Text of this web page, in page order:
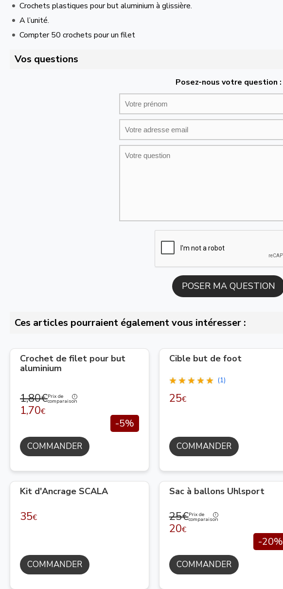
Crochets plastiques pour but aluminium à glissière.
A l’unité.
Compter 50 crochets pour un filet
Vos questions
Posez-nous votre question :
Ces articles pourraient également vous intéresser :
Crochet de filet pour but
aluminium
1,80€Prix de
comparaison
1,70€
-5%
COMMANDER
Cible but de foot
(1)
25€
COMMANDER
Kit d'Ancrage SCALA
35€
COMMANDER
Sac à ballons Uhlsport
25€Prix de
comparaison
20€
-20%
COMMANDER